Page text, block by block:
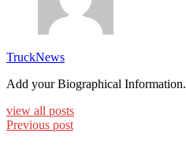
TruckNews
Add your Biographical Information.
view all posts
Previous post